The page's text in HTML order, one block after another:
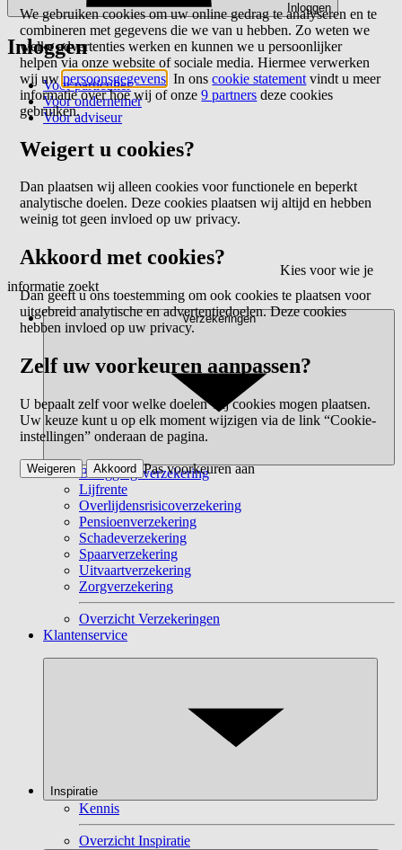
Inloggen
Inloggen
Voor particulier
Voor ondernemer
Voor adviseur
Kies voor wie je
informatie zoekt
Verzekeringen
Beleggingsverzekering
Lijfrente
Overlijdensrisicoverzekering
Pensioenverzekering
Schadeverzekering
Spaarverzekering
Uitvaartverzekering
Zorgverzekering
Overzicht Verzekeringen
Klantenservice
Inspiratie
Kennis
Overzicht Inspiratie
We gebruiken cookies om uw online gedrag te analyseren en te
combineren met gegevens die we van u hebben. Zo weten we
welke advertenties werken en kunnen we u persoonlijker
helpen via onze website of sociale media. Hiermee verwerken
wij uwpersoonsgegevens . In onscookie statement vindt u meer
informatie over hoe wij of onze9 partners deze cookies
gebruiken.
Weigert u cookies?
Dan plaatsen wij alleen cookies voor functionele en beperkt
analytische doelen. Deze cookies plaatsen wij altijd en hebben
weinig tot geen invloed op uw privacy.
Akkoord met cookies?
Dan geeft u ons toestemming om ook cookies te plaatsen voor
uitgebreid analytische en advertentiedoelen. Deze cookies
hebben invloed op uw privacy.
Zelf uw voorkeuren aanpassen?
U bepaalt zelf voor welke doelen wij cookies mogen plaatsen.
Uw keuze kunt u op elk moment wijzigen via de link “Cookie-
instellingen” onderaan de pagina.
Pas voorkeuren aan
Weigeren Akkoord